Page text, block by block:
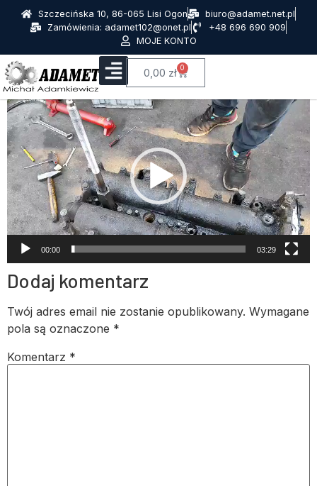
Szczecińska 10, 86-065 Lisi Ogon
biuro@adamet.net.pl
Zamówienia: adamet102@onet.pl
+48 696 690 909
MOJE KONTO
0,00 zł 0
Odtwarzacz
video
00:00 03:29
Dodaj komentarz
Twój adres email nie zostanie opublikowany. Wymagane
pola są oznaczone *
Komentarz *